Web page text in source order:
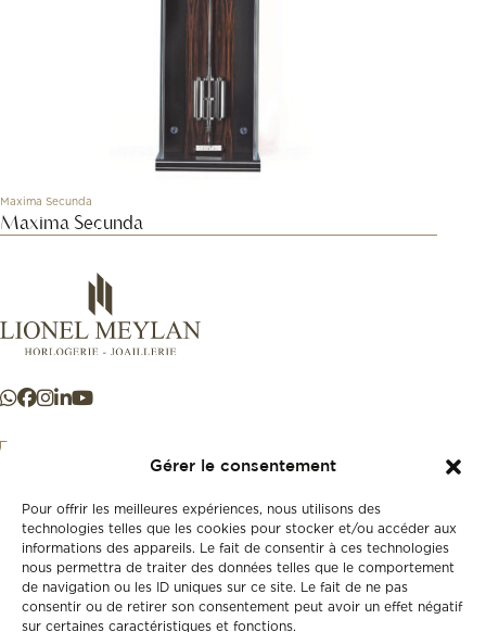
Gérer le consentement
Pour offrir les meilleures expériences, nous utilisons des
technologies telles que les cookies pour stocker et/ou accéder aux
informations des appareils. Le fait de consentir à ces technologies
nous permettra de traiter des données telles que le comportement
de navigation ou les ID uniques sur ce site. Le fait de ne pas
consentir ou de retirer son consentement peut avoir un effet négatif
sur certaines caractéristiques et fonctions.
Maxima Secunda
Maxima Secunda
Store
New
+41 21 925 50 50